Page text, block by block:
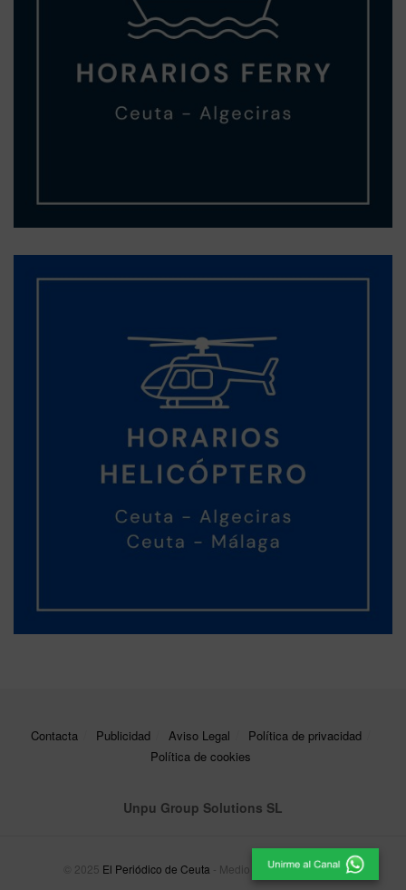
Contacta Publicidad Aviso Legal
Política de privacidad
Política de cookies
Unpu Group Solutions SL
© 2025 El Periódico de Ceuta - Medio de Comunicación